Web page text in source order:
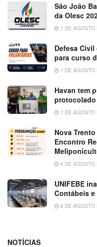
São João
da Olesc
7 DE AGOSTO
Defesa
para curso
7 DE AGOSTO
Havan tem
7 DE AGOSTO
Nova
Encontro
6 DE AGOSTO
UNIFEBE
Contábeis
6 DE AGOSTO
NOTÍCIAS